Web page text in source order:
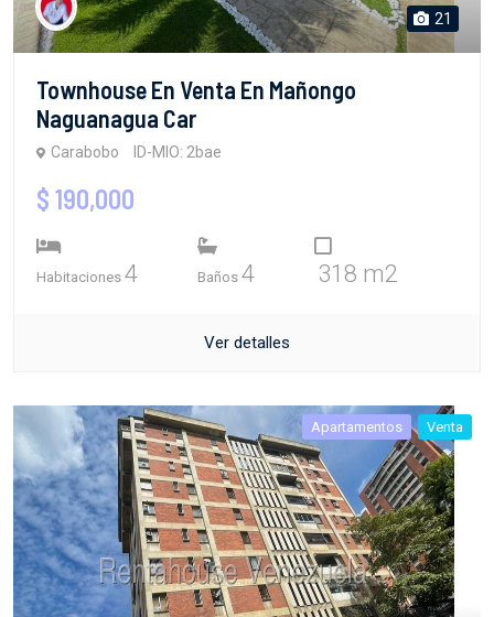
21
Townhouse En Venta En Mañongo
Naguanagua Car
Carabobo ID-MIO: 2bae
$ 190,000
Habitaciones 4 Baños 4 318 m2
Ver detalles
Apartamentos Venta